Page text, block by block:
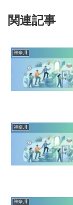
関連記事
神奈川
神奈川
神奈川